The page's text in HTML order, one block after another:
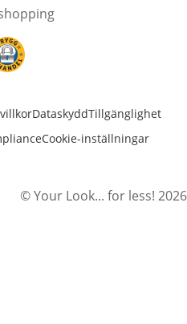
i nytt fönster
DataskyddTillgänglighet
Cookie-inställningar
© Your Look... for less! 2026